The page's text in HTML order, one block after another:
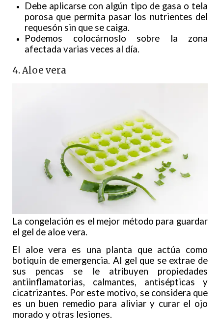
Debe aplicarse con algún tipo de gasa o tela
porosa que permita pasar los nutrientes del
requesón sin que se caiga.
Podemos colocárnoslo sobre la zona
afectada varias veces al día.
4. Aloe vera
La congelación es el mejor método para guardar
el gel de aloe vera.
El aloe vera es una planta que actúa como
botiquín de emergencia. Al gel que se extrae de
sus pencas se le atribuyen propiedades
antiinflamatorias, calmantes, antisépticas y
cicatrizantes. Por este motivo, se considera que
es un buen remedio para aliviar y curar el ojo
morado y otras lesiones.